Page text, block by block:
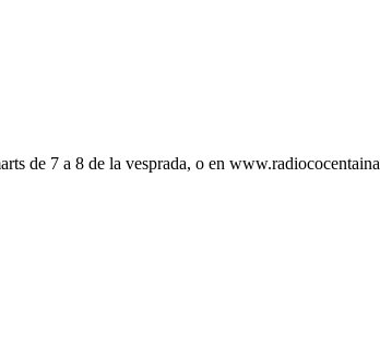
de 7 a 8 de la vesprada, o en